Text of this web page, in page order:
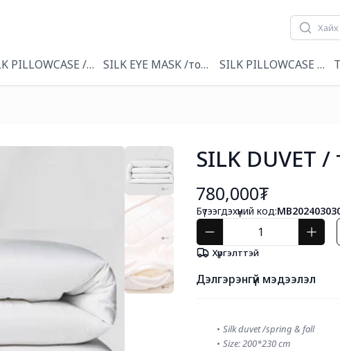
даавуу
PILLOWCASE / торгон дэрний уутSILK EYE MASK /торгон нүдний маск
SILK PILLOWCASE &
SILK DUVET
780,000₮
Бүтээгдэхүүний код:
Хүргэлттэй
Дэлгэрэнгүй мэдээлэл
Silk duvet /spring & fall
Size: 200*230 cm